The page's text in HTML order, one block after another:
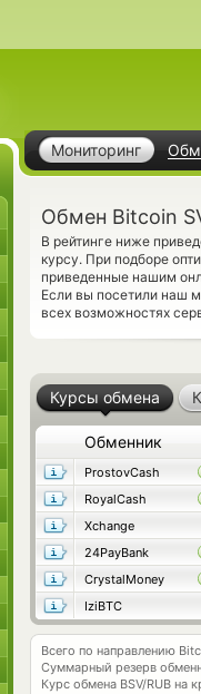
Мониторинг
Обмен Bitcoin
В рейтинге ниже
курсу. При подборе
приведенные нашим
Если вы посетили наш
всех возможностях
Курсы обмена
Обменник
ProstovCash
RoyalCash
Xchange
24PayBank
CrystalMoney
IziBTC
Всего по направлению
Суммарный резерв
Курс обмена BSV/RUB на